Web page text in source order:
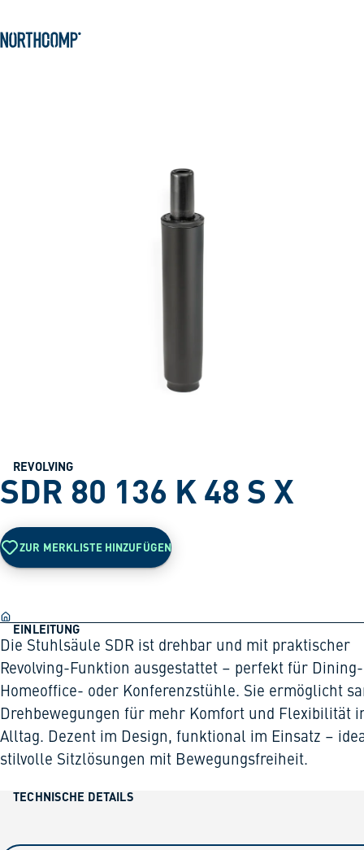
Zur Navigation springen
DE
REVOLVING
SDR 80 136 K 48 S X
ZUR MERKLISTE HINZUFÜGEN
EINLEITUNG
Die Stuhlsäule SDR ist drehbar und mit praktischer
Revolving-Funktion ausgestattet – perfekt für
Homeoffice- oder Konferenzstühle. Sie ermöglicht
Drehbewegungen für mehr Komfort und Flexibilität
Alltag. Dezent im Design, funktional im Einsatz –
stilvolle Sitzlösungen mit Bewegungsfreiheit.
TECHNISCHE DETAILS